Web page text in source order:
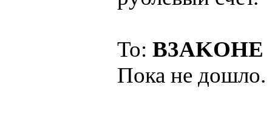
To: B3AKOHE
Пока не дошло.